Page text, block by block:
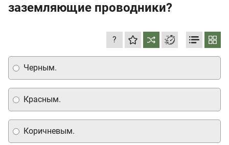
заземляющие проводники?
?
Черным.
Красным.
Коричневым.